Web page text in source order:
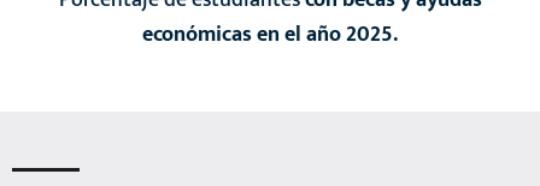
económicas en el año 2025.